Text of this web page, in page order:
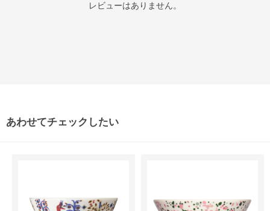
レビューはありません。
あわせてチェックしたい